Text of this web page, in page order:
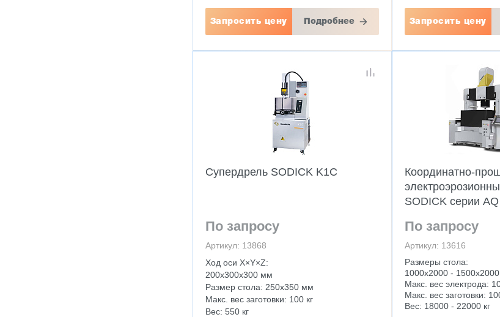
Запросить цену Подробнее Запросить цену
Супердрель SODICK K1C
По запросу
Артикул: 13868
Ход оси X×Y×Z:
200x300x300 мм
Размер стола: 250х350 мм
Макс. вес заготовки: 100 кг
Вес: 550 кг
Координатно-
SODICK серии AQ
По запросу
Артикул: 13616
Размеры стола:
1000x2000 -
Макс. вес электрода:
Макс. вес заготовки:
Вес: 18000 - 22000 кг